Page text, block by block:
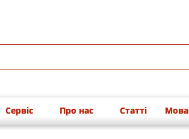
Сервіс Про нас Статті Мова